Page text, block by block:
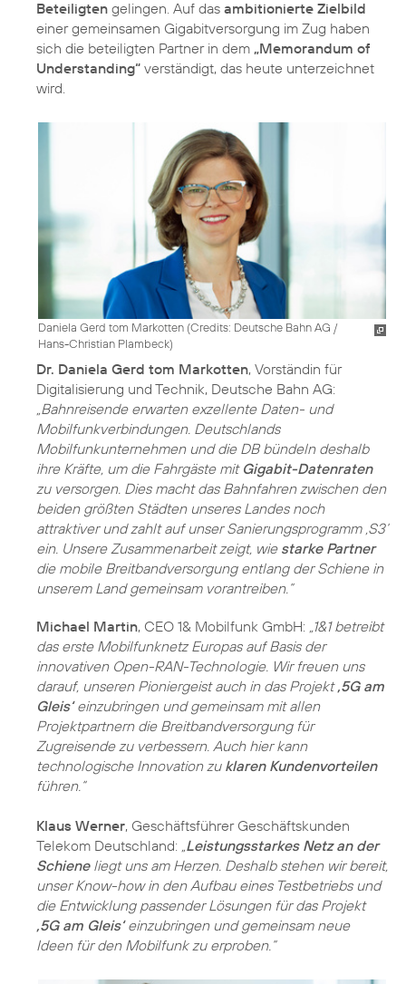
Beteiligten gelingen. Auf das ambitionierte Zielbild
einer gemeinsamen Gigabitversorgung im Zug haben
sich die beteiligten Partner in dem „Memorandum of
Understanding“ verständigt, das heute unterzeichnet
wird.
Daniela Gerd tom Markotten (Credits: Deutsche Bahn AG /
Hans-Christian Plambeck)
Dr. Daniela Gerd tom Markotten, Vorständin für
Digitalisierung und Technik, Deutsche Bahn AG:
„Bahnreisende erwarten exzellente Daten- und
Mobilfunkverbindungen. Deutschlands
Mobilfunkunternehmen und die DB bündeln deshalb
ihre Kräfte, um die Fahrgäste mit Gigabit-Datenraten
zu versorgen. Dies macht das Bahnfahren zwischen den
beiden größten Städten unseres Landes noch
attraktiver und zahlt auf unser Sanierungsprogramm ‚S3‘
ein. Unsere Zusammenarbeit zeigt, wie starke Partner
die mobile Breitbandversorgung entlang der Schiene in
unserem Land gemeinsam vorantreiben.“
Michael Martin, CEO 1& Mobilfunk GmbH: „1&1 betreibt
das erste Mobilfunknetz Europas auf Basis der
innovativen Open-RAN-Technologie. Wir freuen uns
darauf, unseren Pioniergeist auch in das Projekt‚5G am
Gleis‘einzubringen und gemeinsam mit allen
Projektpartnern die Breitbandversorgung für
Zugreisende zu verbessern. Auch hier kann
technologische Innovation zu klaren Kundenvorteilen
führen.“
Klaus Werner, Geschäftsführer Geschäftskunden
Telekom Deutschland: Leistungsstarkes Netz an der
Schieneliegt uns am Herzen. Deshalb stehen wir bereit,
unser Know-how in den Aufbau eines Testbetriebs und
die Entwicklung passender Lösungen für das Projekt
‚5G am Gleis‘einzubringen und gemeinsam neue
Ideen für den Mobilfunk zu erproben.“